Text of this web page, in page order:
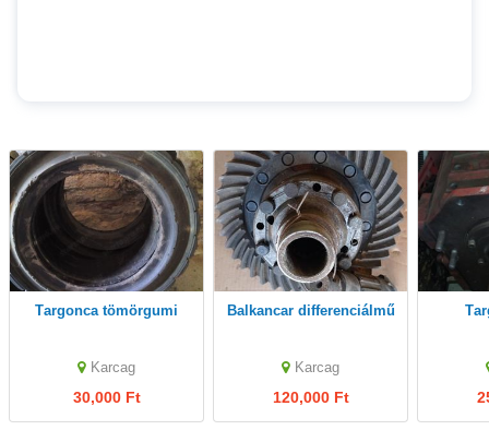
Targonca tömörgumi
Karcag
30,000 Ft
Balkancar differenciálmű
Karcag
120,000 Ft